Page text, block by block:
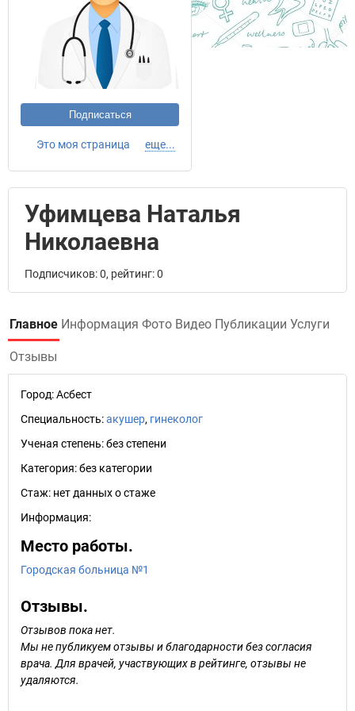
Подписаться
Это моя страница еще...
Уфимцева Наталья
Николаевна
Подписчиков: 0, рейтинг: 0
Главное Информация Фото Видео Публикации Услуги
Отзывы
Город:Асбест
Специальность:акушер, гинеколог
Ученая степень:без степени
Категория:без категории
Стаж: нет данных о стаже
Информация:
Место работы.
Городская больница №1
Отзывы.
Отзывов пока нет.
Мы не публикуем отзывы и благодарности без согласия
врача. Для врачей, участвующих в рейтинге, отзывы не
удаляются.